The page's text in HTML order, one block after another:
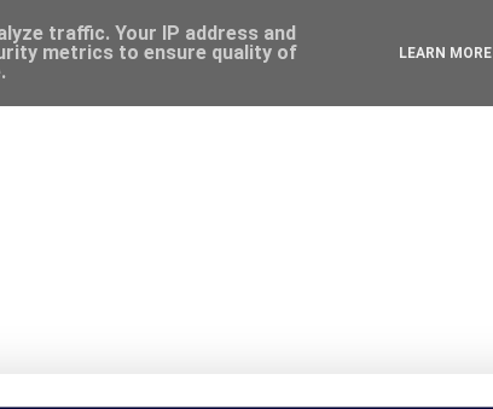
traffic. Your IP address and
metrics to ensure quality of
LEARN MORE